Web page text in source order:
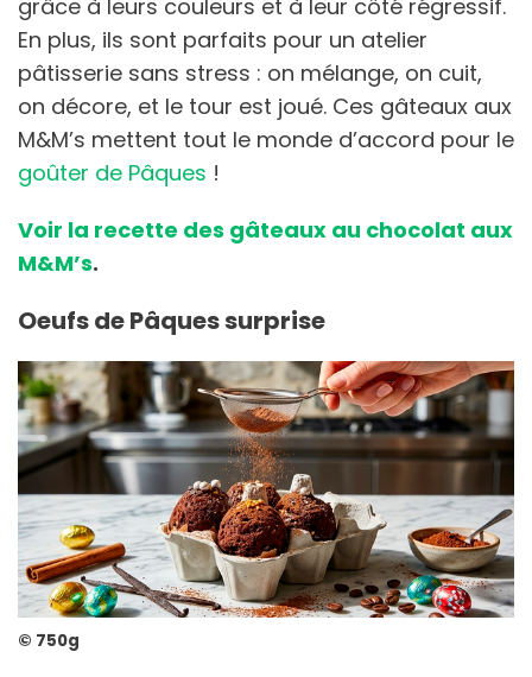
grâce à leurs couleurs et à leur côté régressif.
En plus, ils sont parfaits pour un atelier
pâtisserie sans stress : on mélange, on cuit,
on décore, et le tour est joué. Ces gâteaux aux
M&M’s mettent tout le monde d’accord pour le
goûter de Pâques !
Voir la recette des gâteaux au chocolat aux
M&M’s.
Oeufs de Pâques surprise
© 750g